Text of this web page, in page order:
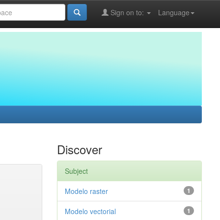
Language
Sign on to:
Discover
Subject
1
Modelo raster
1
Modelo vectorial